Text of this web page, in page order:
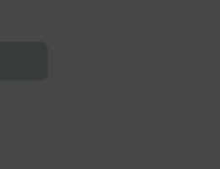
Sie uns gebeten
bereitzustellen: